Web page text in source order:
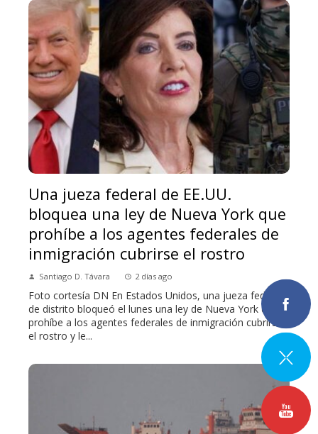
Una jueza federal de EE.UU.
bloquea una ley de Nueva York que
prohíbe a los agentes federales de
inmigración cubrirse el rostro
Santiago D. Távara 2 días ago
Foto cortesía DN En Estados Unidos, una jueza federal
de distrito bloqueó el lunes una ley de Nueva York que
prohíbe a los agentes federales de inmigración cubrirse
el rostro y le...